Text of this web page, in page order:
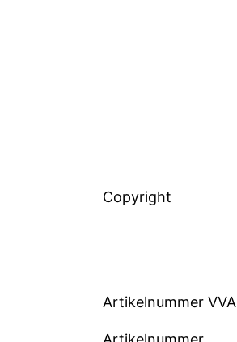
Copyright
Artikelnummer VVA